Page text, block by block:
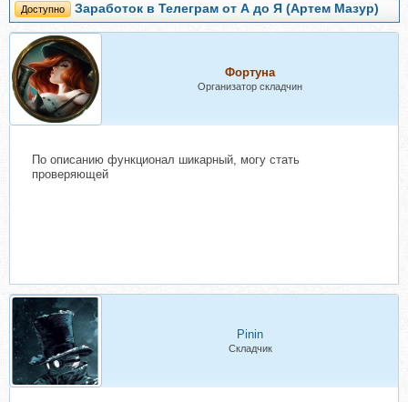
Доступно Заработок в Телеграм от А до Я (Артем Мазур)
Фортуна
Организатор складчин
По описанию функционал шикарный, могу стать
проверяющей
Рinin
Складчик